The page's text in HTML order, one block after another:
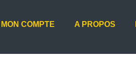
MON COMPTE A PROPOS